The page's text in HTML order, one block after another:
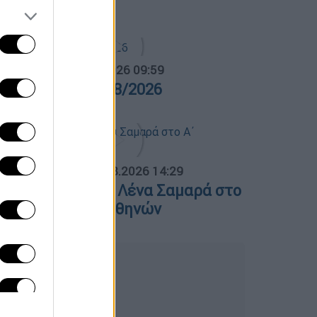
08/2026
07.08.2026 09:59
Ελλάδος 07/08/2026
07.08.2026 14:29
για τη Λένα Σαμαρά στο
Νεκροταφείο Αθηνών